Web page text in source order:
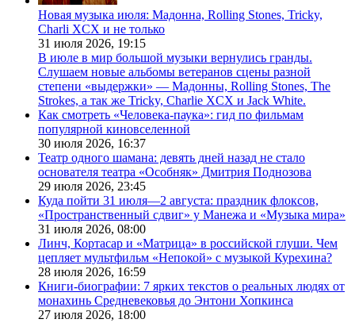
Новая музыка июля: Мадонна, Rolling Stones, Tricky,
Charli XCX и не только
31 июля 2026, 19:15
В июле в мир большой музыки вернулись гранды.
Слушаем новые альбомы ветеранов сцены разной
степени «выдержки» — Мадонны, Rolling Stones, The
Strokes, а так же Tricky, Charlie XCX и Jack White.
Как смотреть «Человека-паука»: гид по фильмам
популярной киновселенной
30 июля 2026, 16:37
Театр одного шамана: девять дней назад не стало
основателя театра «Особняк» Дмитрия Поднозова
29 июля 2026, 23:45
Куда пойти 31 июля—2 августа: праздник флоксов,
«Пространственный сдвиг» у Манежа и «Музыка мира»
31 июля 2026, 08:00
Линч, Кортасар и «Матрица» в российской глуши. Чем
цепляет мультфильм «Непокой» с музыкой Курехина?
28 июля 2026, 16:59
Книги-биографии: 7 ярких текстов о реальных людях от
монахинь Средневековья до Энтони Хопкинса
27 июля 2026, 18:00